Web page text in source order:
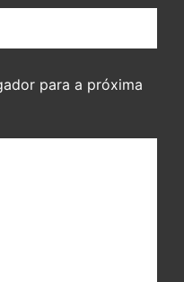
para a próxima